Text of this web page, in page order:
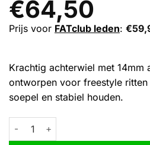
€64,50
Prijs voor FATclub leden: €
Krachtig achterwiel met 14mm
ontworpen voor freestyle
soepel en stabiel houden.
HB achterwiel 20 freestyle 14mm
Alternative: